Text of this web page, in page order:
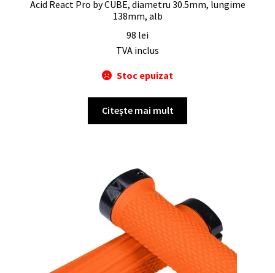
Acid React Pro by CUBE, diametru 30.5mm, lungime
138mm, alb
98 lei
TVA inclus
Stoc epuizat
Citește mai mult